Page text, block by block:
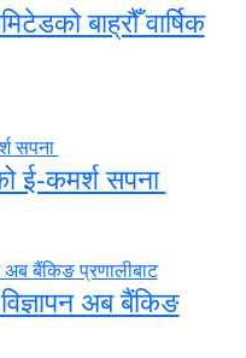
बाह्रौँ वार्षिक
ई-कमर्श सपना
अब बैंकिङ